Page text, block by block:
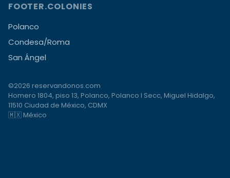
FOOTER.COLONIES
Polanco
Condesa/Roma
San Ángel
©2026 reservandonos.com
Homero 1804, piso 13, Polanco, Polanco I Secc, Miguel Hidalgo,
11510 Ciudad de México, CDMX
🇲🇽 México